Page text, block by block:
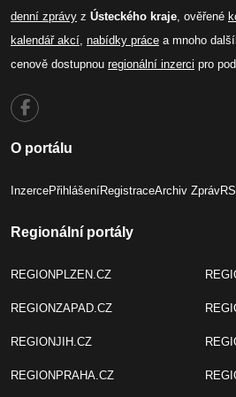
denní zprávy z Ústeckého kraje, ověřené
kalendář akcí, nabídky práce a mnoho
cenově dostupnou regionální inzerci pro
O portálu
InzercePřihlášeníRegistraceArchiv Zpráv
Regionální portály
REGIONPLZEN.CZ
REGIONZAPAD.CZ
REGIONJIH.CZ
REGIONPRAHA.CZ